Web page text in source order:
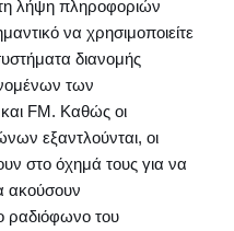
λήψη πληροφοριών
να χρησιμοποιείτε
διανομής
των
FM. Καθώς οι
εξαντλούνται, οι
στο όχημά τους για να
ακούσουν
ραδιόφωνο του